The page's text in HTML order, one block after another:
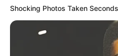
Shocking Photos Taken